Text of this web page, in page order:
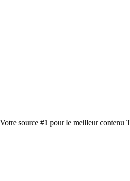
source #1 pour le meilleur contenu